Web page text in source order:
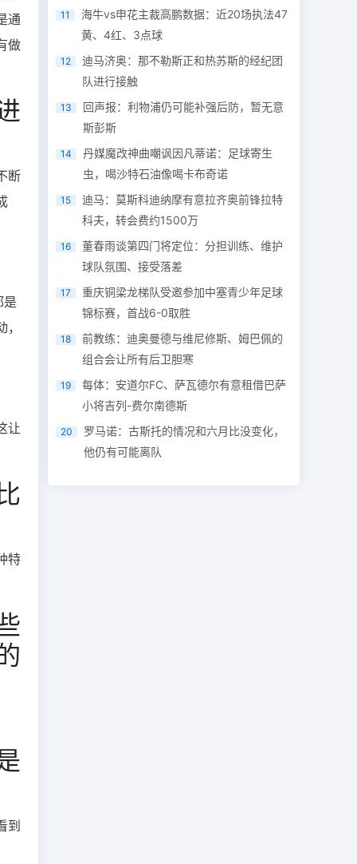
通
做
断
是
让
特
到
11
海牛vs申花主裁高鹏数据：近20场执法47
黄、4红、3点球
12
迪马济奥：那不勒斯正和热苏斯的经纪团
队进行接触
13
回声报：利物浦仍可能补强后防，暂无意
斯彭斯
14
丹媒魔改神曲嘲讽因凡蒂诺：足球寄生
虫，喝沙特石油像喝卡布奇诺
15
迪马：莫斯科迪纳摩有意拉齐奥前锋拉特
科夫，转会费约1500万
16
董春雨谈第四门将定位：分担训练、维护
球队氛围、接受落差
17
重庆铜梁龙梯队受邀参加中塞青少年足球
锦标赛，首战6-0取胜
18
前教练：迪奥曼德与维尼修斯、姆巴佩的
组合会让所有后卫胆寒
19
每体：安道尔FC、萨瓦德尔有意租借巴萨
小将吉列-费尔南德斯
20
罗马诺：古斯托的情况和六月比没变化，
他仍有可能离队